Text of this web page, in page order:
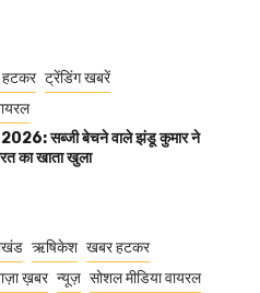
ट्रेंडिंग खबरें
2026: सब्जी बेचने वाले झंडू कुमार ने
का खाता खुला
ऋषिकेश खबर हटकर
ख़बर न्यूज़ सोशल मीडिया वायरल